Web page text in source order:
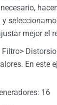
mejor el
En este
16